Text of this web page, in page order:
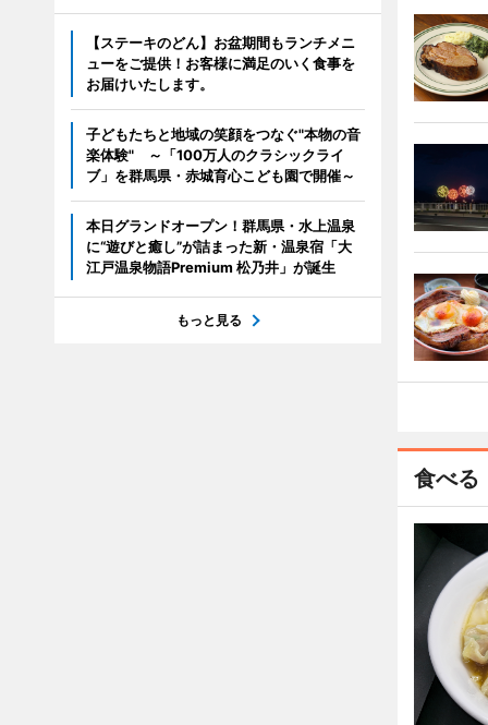
食べる
【ステーキのどん】お盆期間もランチメニ
ューをご提供！お客様に満足のいく食事を
お届けいたします。
子どもたちと地域の笑顔をつなぐ"本物の音
楽体験" ～「100万人のクラシックライ
ブ」を群馬県・赤城育心こども園で開催～
本日グランドオープン！群馬県・水上温泉
に“遊びと癒し”が詰まった新・温泉宿「大
江戸温泉物語Premium 松乃井」が誕生
もっと見る